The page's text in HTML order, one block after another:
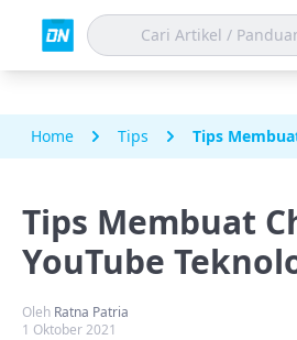
Home Tips Tips
Tips Membuat
YouTube
Oleh Ratna Patria
1 Oktober 2021